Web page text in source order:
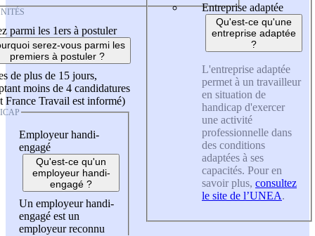
parmi les 1ers à postuler
serez-vous parmi les
premiers à postuler ?
de plus de 15 jours,
moins de 4 candidatures
France Travail est informé)
Employeur handi-
engagé
Qu'est-ce qu'un
employeur handi-
engagé ?
Un employeur handi-
engagé est un
employeur reconnu
Entreprise adaptée
Qu'est-ce qu'une
entreprise adaptée
?
L'entreprise adaptée
permet à un travailleur
en situation de
handicap d'exercer
une activité
professionnelle dans
des conditions
adaptées à ses
capacités. Pour en
savoir plus, consultez
le site de l’UNEA.